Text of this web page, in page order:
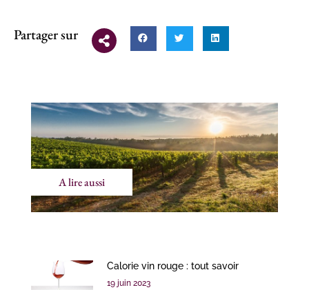
Partager sur
A lire aussi
Calorie vin rouge : tout savoir
19 juin 2023